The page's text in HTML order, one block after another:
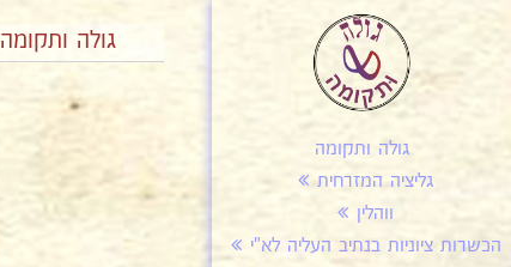
גולה ותקומה
גליציה המזרחית
ווהלין
הכשרות ציוניות בנתיב העליה לא"י
גולה ותקומה